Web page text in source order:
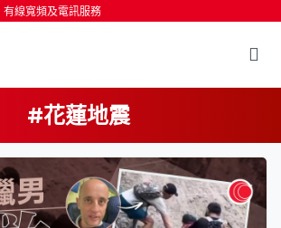
有線寬頻及電訊服務
#花蓮地震
按輸入鍵開始搜尋